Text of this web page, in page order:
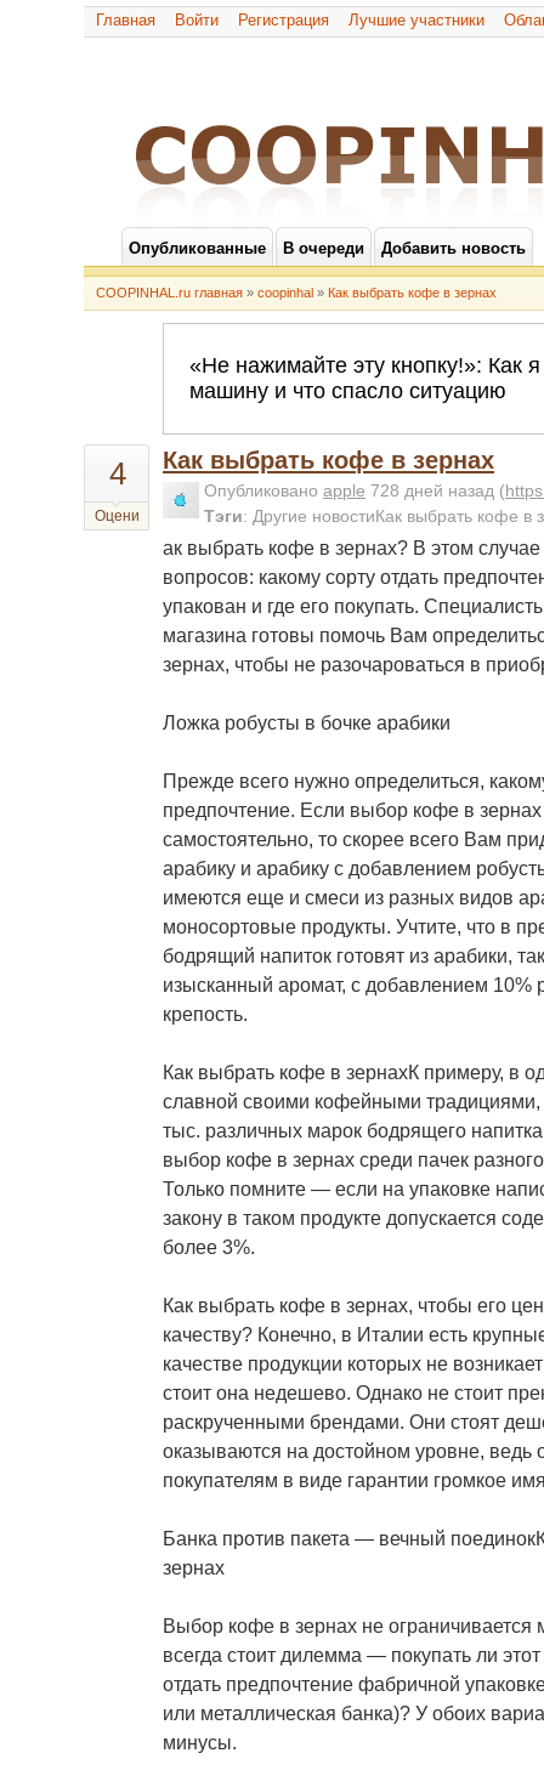
Главная Войти Регистрация Лучшие участники
Опубликованные В очереди Добавить новость
COOPINHAL.ru главная » coopinhal » Как выбрать кофе в зернах
4
Оцени
Как выбрать кофе в зернах
Опубликовано apple 728 дней назад (
Тэги: Другие новостиКак выбрать кофе
ак выбрать кофе в зернах? В этом
вопросов: какому сорту отдать
упакован и где его покупать.
магазина готовы помочь Вам
зернах, чтобы не разочароваться в
Ложка робусты в бочке арабики
Прежде всего нужно определиться,
предпочтение. Если выбор кофе в
самостоятельно, то скорее всего Вам
арабику и арабику с добавлением
имеются еще и смеси из разных видов
моносортовые продукты. Учтите, что в
бодрящий напиток готовят из арабики,
изысканный аромат, с добавлением
крепость.
Как выбрать кофе в зернахК примеру, в
славной своими кофейными традициями,
тыс. различных марок бодрящего
выбор кофе в зернах среди пачек
Только помните — если на упаковке
закону в таком продукте допускается
более 3%.
Как выбрать кофе в зернах, чтобы его
качеству? Конечно, в Италии есть
качестве продукции которых не
стоит она недешево. Однако не стоит
раскрученными брендами. Они стоят
оказываются на достойном уровне, ведь
покупателям в виде гарантии громкое
Банка против пакета — вечный
зернах
Выбор кофе в зернах не
всегда стоит дилемма — покупать ли
отдать предпочтение фабричной
или металлическая банка)? У обоих
минусы.